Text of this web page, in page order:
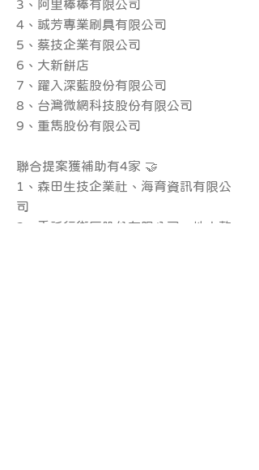
3、阿里棒棒有限公司
4、誠芳專業刷具有限公司
5、蔡技企業有限公司
6、大新餅店
7、躍入深藍股份有限公司
8、台灣微網科技股份有限公司
9、重雋股份有限公司
聯合提案獲補助有4家 🤝
1、森田生技企業社、海育資訊有限公
司
2、委託行街區股份有限公司、地衣整